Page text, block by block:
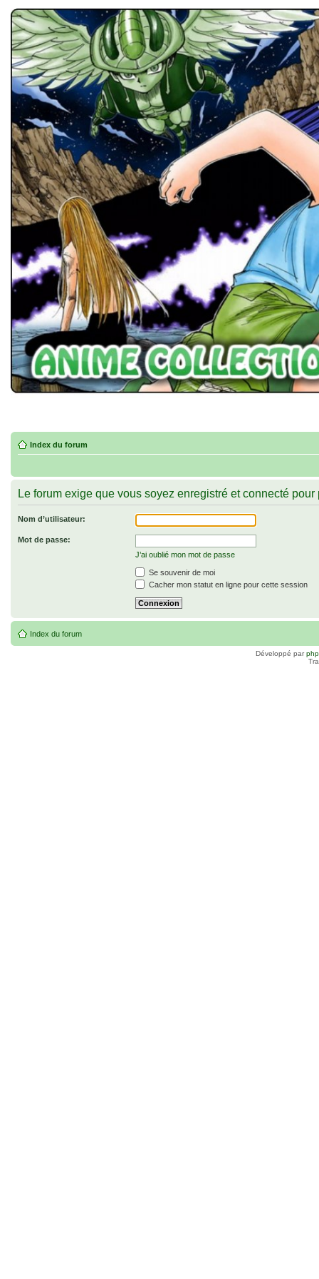
Index du forum
Le forum exige que vous soyez enregistré et connecté
Nom d’utilisateur:
Mot de passe:
J’ai oublié mon mot de passe
Se souvenir de moi
Cacher mon statut en ligne pour cette session
Index du forum
Développé par